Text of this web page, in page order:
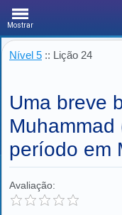
Mostrar
Nível 5 :: Lição 24
Uma breve
período em
Avaliação: